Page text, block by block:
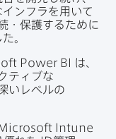
ンフラを​用いて​
・保護する​ために​
。
Power BI は、​
ティブな​
い​レベルの​
Intune